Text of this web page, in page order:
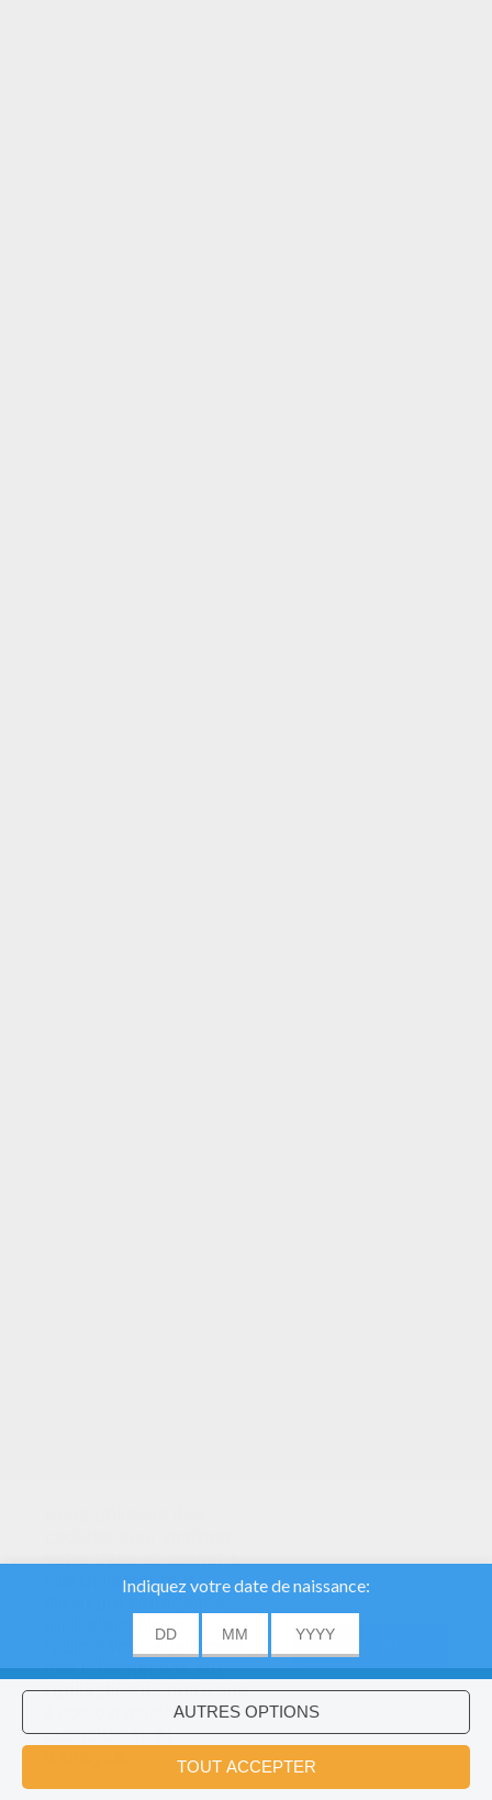
notre trafic et donner à
nos utilisateurs la
meilleure expérience
utilisateur. Nous
fournissons également
des informations sur
l'utilisation de notre site
à nos partenaires
publicitaires et
Voulez-vous installer l'application
Hellokids?
OK
×